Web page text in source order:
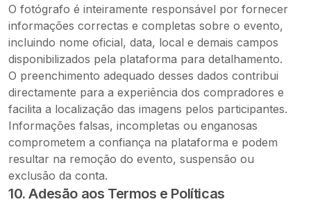
O fotógrafo é inteiramente responsável por fornecer
informações correctas e completas sobre o evento,
incluindo nome oficial, data, local e demais campos
disponibilizados pela plataforma para detalhamento.
O preenchimento adequado desses dados contribui
directamente para a experiência dos compradores e
facilita a localização das imagens pelos participantes.
Informações falsas, incompletas ou enganosas
comprometem a confiança na plataforma e podem
resultar na remoção do evento, suspensão ou
exclusão da conta.
10. Adesão aos Termos e Políticas